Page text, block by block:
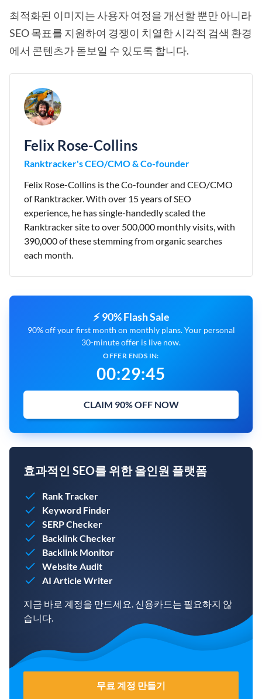
최적화된 이미지는 사용자 여정을 개선할 뿐만 아니라
SEO 목표를 지원하여 경쟁이 치열한 시각적 검색 환경
에서 콘텐츠가 돋보일 수 있도록 합니다.
Felix Rose-Collins
Ranktracker's CEO/CMO & Co-founder
Felix Rose-Collins is the Co-founder and CEO/CMO
of Ranktracker. With over 15 years of SEO
experience, he has single-handedly scaled the
Ranktracker site to over 500,000 monthly visits, with
390,000 of these stemming from organic searches
each month.
⚡ 90% Flash Sale
90% off your first month on monthly plans. Your personal
30-minute offer is live now.
OFFER ENDS IN:
00:29:44
CLAIM 90% OFF NOW
효과적인 SEO를 위한 올인원 플랫폼
Rank Tracker
Keyword Finder
SERP Checker
Backlink Checker
Backlink Monitor
Website Audit
AI Article Writer
지금 바로 계정을 만드세요. 신용카드는 필요하지 않
습니다.
무료 계정 만들기